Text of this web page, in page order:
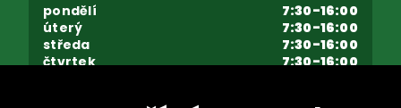
pondělí
7:30-16:00
úterý
7:30-16:00
středa
7:30-16:00
čtvrtek
7:30-16:00